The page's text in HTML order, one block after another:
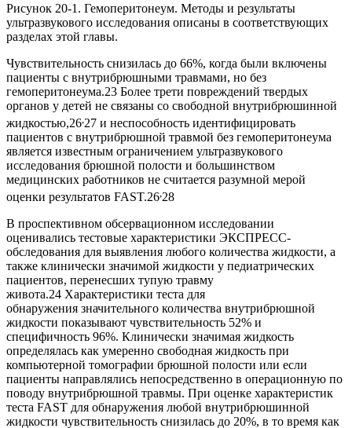
Рисунок 20-1. Гемоперитонеум. Методы и результаты
ультразвукового исследования описаны в соответствующих
разделах этой главы.
Чувствительность снизилась до 66%, когда были включены
пациенты с внутрибрюшными травмами, но без
гемоперитонеума.23 Более трети повреждений твердых
органов у детей не связаны со свободной внутрибрюшинной
жидкостью,26 27 и неспособность идентифицировать
пациентов с внутрибрюшной травмой без гемоперитонеума
является известным ограничением ультразвукового
исследования брюшной полости и большинством
медицинских работников не считается разумной мерой
оценки результатов FAST.26 28
В проспективном обсервационном исследовании
оценивались тестовые характеристики ЭКСПРЕСС-
обследования для выявления любого количества жидкости, а
также клинически значимой жидкости у педиатрических
пациентов, перенесших тупую травму
живота.24 Характеристики теста для
обнаружения значительного количества внутрибрюшной
жидкости показывают чувствительность 52% и
специфичность 96%. Клинически значимая жидкость
определялась как умеренно свободная жидкость при
компьютерной томографии брюшной полости или если
пациенты направлялись непосредственно в операционную по
поводу внутрибрюшной травмы. При оценке характеристик
теста FAST для обнаружения любой внутрибрюшинной
жидкости чувствительность снизилась до 20%, в то время как